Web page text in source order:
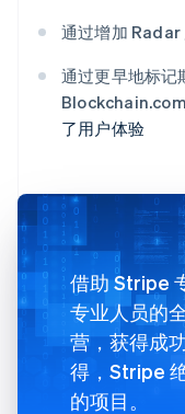
通过增加 Radar
通过更早地标记
了用户体验
借助 Stripe
专业人员的
营，获得成
得，Stripe
的项目。